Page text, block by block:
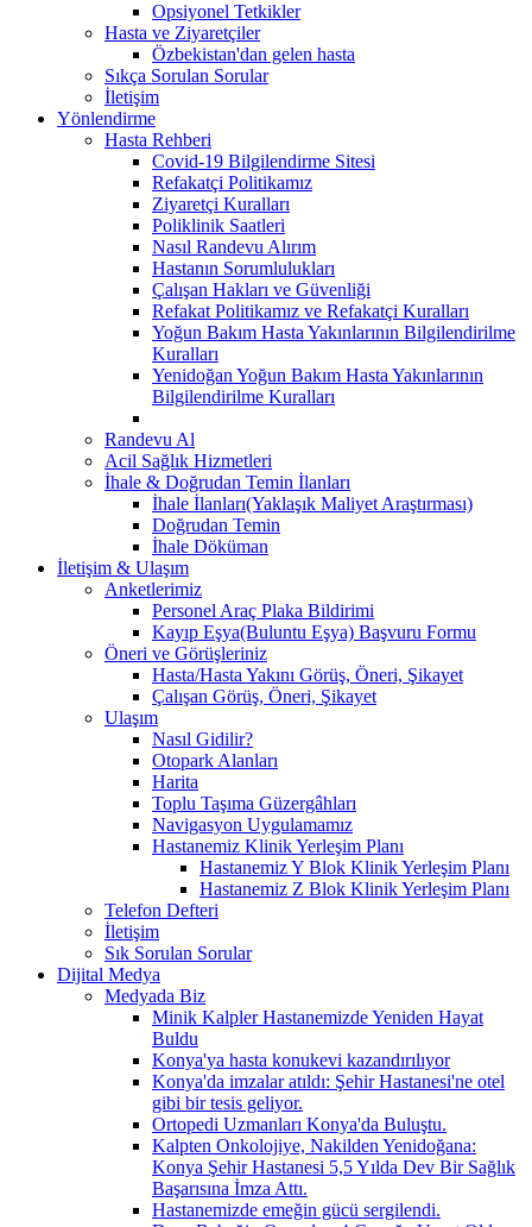
Opsiyonel Tetkikler
Hasta ve Ziyaretçiler
Özbekistan'dan gelen hasta
Sıkça Sorulan Sorular
İletişim
Yönlendirme
Hasta Rehberi
Covid-19 Bilgilendirme Sitesi
Refakatçi Politikamız
Ziyaretçi Kuralları
Poliklinik Saatleri
Nasıl Randevu Alırım
Hastanın Sorumlulukları
Çalışan Hakları ve Güvenliği
Refakat Politikamız ve Refakatçi Kuralları
Yoğun Bakım Hasta Yakınlarının Bilgilendirilme
Kuralları
Yenidoğan Yoğun Bakım Hasta Yakınlarının
Bilgilendirilme Kuralları
Randevu Al
Acil Sağlık Hizmetleri
İhale & Doğrudan Temin İlanları
İhale İlanları(Yaklaşık Maliyet Araştırması)
Doğrudan Temin
İhale Döküman
İletişim & Ulaşım
Anketlerimiz
Personel Araç Plaka Bildirimi
Kayıp Eşya(Buluntu Eşya) Başvuru Formu
Öneri ve Görüşleriniz
Hasta/Hasta Yakını Görüş, Öneri, Şikayet
Çalışan Görüş, Öneri, Şikayet
Ulaşım
Nasıl Gidilir?
Otopark Alanları
Harita
Toplu Taşıma Güzergâhları
Navigasyon Uygulamamız
Hastanemiz Klinik Yerleşim Planı
Hastanemiz Y Blok Klinik Yerleşim Planı
Hastanemiz Z Blok Klinik Yerleşim Planı
Telefon Defteri
İletişim
Sık Sorulan Sorular
Dijital Medya
Medyada Biz
Minik Kalpler Hastanemizde Yeniden Hayat
Buldu
Konya'ya hasta konukevi kazandırılıyor
Konya'da imzalar atıldı: Şehir Hastanesi'ne otel
gibi bir tesis geliyor.
Ortopedi Uzmanları Konya'da Buluştu.
Kalpten Onkolojiye, Nakilden Yenidoğana:
Konya Şehir Hastanesi 5,5 Yılda Dev Bir Sağlık
Başarısına İmza Attı.
Hastanemizde emeğin gücü sergilendi.